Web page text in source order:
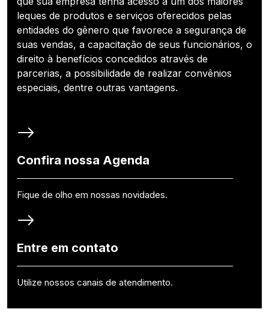
leques de produtos e serviços oferecidos pelas
entidades do gênero que favorece a segurança de
suas vendas, a capacitação de seus funcionários, o
direito à benefícios concedidos através de
parcerias, a possibilidade de realizar convênios
especiais, dentre outras vantagens.
Confira nossa Agenda
Fique de olho em nossas novidades.
Entre em contato
Utilize nossos canais de atendimento.